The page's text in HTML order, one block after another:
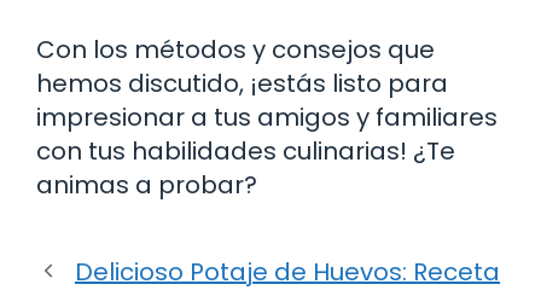
Con los métodos y consejos que
hemos discutido, ¡estás listo para
impresionar a tus amigos y familiares
con tus habilidades culinarias! ¿Te
animas a probar?
Delicioso Potaje de Huevos: Receta